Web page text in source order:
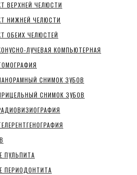
ВЕРХНЕЙ ЧЕЛЮСТИ
НИЖНЕЙ ЧЕЛЮСТИ
ОБЕИХ ЧЕЛЮСТЕЙ
ЛУЧЕВАЯ КОМПЬЮТЕРНАЯ
СНИМОК ЗУБОВ
СНИМОК ЗУБОВ
ПУЛЬПИТА
ПЕРИОДОНТИТА